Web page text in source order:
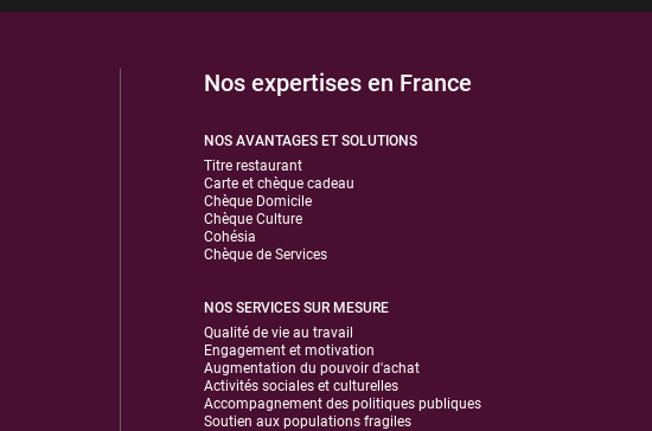
Nos expertises en France
NOS AVANTAGES ET SOLUTIONS
Titre restaurant
Carte et chèque cadeau
Chèque Domicile
Chèque Culture
Cohésia
Chèque de Services
NOS SERVICES SUR MESURE
Qualité de vie au travail
Engagement et motivation
Augmentation du pouvoir d'achat
Activités sociales et culturelles
Accompagnement des politiques publiques
Soutien aux populations fragiles